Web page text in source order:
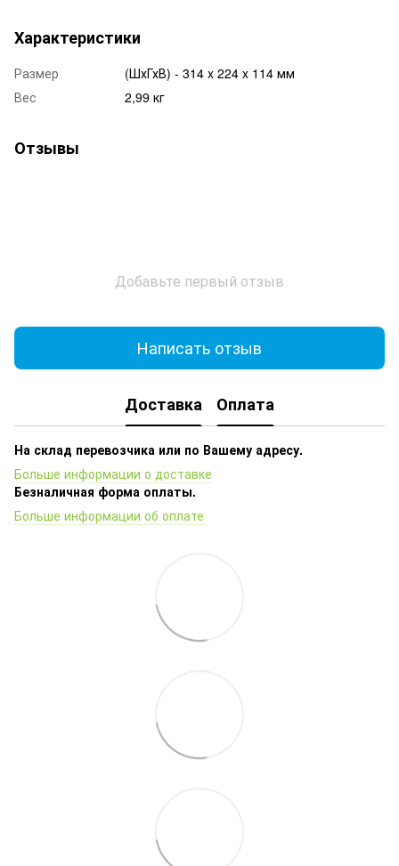
Характеристики
Размер
(ШхГхВ) - 314 x 224 x 114 мм
Вес
2,99 кг
Отзывы
Добавьте первый отзыв
Написать отзыв
Доставка Оплата
На склад перевозчика или по Вашему адресу.
Больше информации о доставке
Безналичная форма оплаты.
Больше информации об оплате